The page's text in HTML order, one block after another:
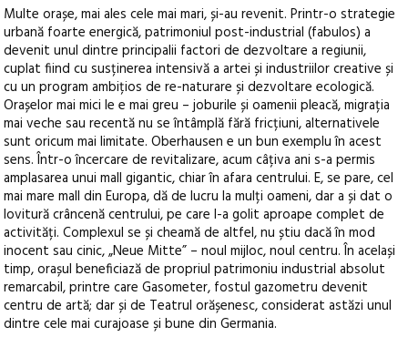
Multe orașe, mai ales cele mai mari, și-au revenit. Printr-o strategie
urbană foarte energică, patrimoniul post-industrial (fabulos) a
devenit unul dintre principalii factori de dezvoltare a regiunii,
cuplat fiind cu susținerea intensivă a artei și industriilor creative și
cu un program ambițios de re-naturare și dezvoltare ecologică.
Orașelor mai mici le e mai greu – joburile și oamenii pleacă, migrația
mai veche sau recentă nu se întâmplă fără fricțiuni, alternativele
sunt oricum mai limitate. Oberhausen e un bun exemplu în acest
sens. Într-o încercare de revitalizare, acum câțiva ani s-a permis
amplasarea unui mall gigantic, chiar în afara centrului. E, se pare, cel
mai mare mall din Europa, dă de lucru la mulți oameni, dar a și dat o
lovitură crâncenă centrului, pe care l-a golit aproape complet de
activități. Complexul se și cheamă de altfel, nu știu dacă în mod
inocent sau cinic, „Neue Mitte” – noul mijloc, noul centru. În același
timp, orașul beneficiază de propriul patrimoniu industrial absolut
remarcabil, printre care Gasometer, fostul gazometru devenit
centru de artă; dar și de Teatrul orășenesc, considerat astăzi unul
dintre cele mai curajoase și bune din Germania.